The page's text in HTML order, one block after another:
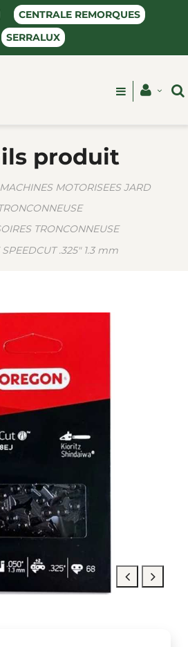
CENTRALE REMORQUES
SERRALUX
produit
MACHINES MOTORISEES JARD
TRONCONNEUSE
SPEEDCUT .325" 1.3 mm